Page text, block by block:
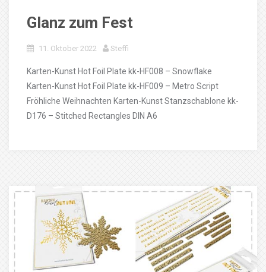
Glanz zum Fest
11. Oktober 2022 Steffi
Karten-Kunst Hot Foil Plate kk-HF008 – Snowflake
Karten-Kunst Hot Foil Plate kk-HF009 – Metro Script
Fröhliche Weihnachten Karten-Kunst Stanzschablone kk-
D176 – Stitched Rectangles DIN A6